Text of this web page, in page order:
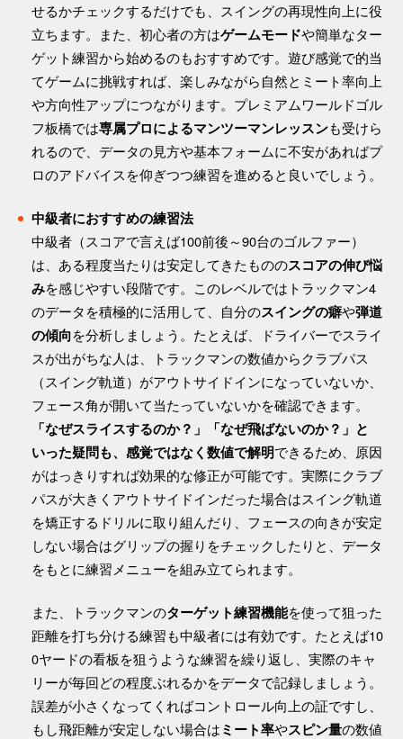
せるかチェックするだけでも、スイングの再現性向上に役
立ちます。また、初心者の方はゲームモードや簡単なター
ゲット練習から始めるのもおすすめです。遊び感覚で的当
てゲームに挑戦すれば、楽しみながら自然とミート率向上
や方向性アップにつながります。プレミアムワールドゴル
フ板橋では専属プロによるマンツーマンレッスンも受けら
れるので、データの見方や基本フォームに不安があればプ
ロのアドバイスを仰ぎつつ練習を進めると良いでしょう。
中級者におすすめの練習法
中級者（スコアで言えば100前後～90台のゴルファー）
は、ある程度当たりは安定してきたもののスコアの伸び悩
みを感じやすい段階です。このレベルではトラックマン4
のデータを積極的に活用して、自分のスイングの癖や弾道
の傾向を分析しましょう。たとえば、ドライバーでスライ
スが出がちな人は、トラックマンの数値からクラブパス
（スイング軌道）がアウトサイドインになっていないか、
フェース角が開いて当たっていないかを確認できます。
「なぜスライスするのか？」「なぜ飛ばないのか？」と
いった疑問も、感覚ではなく数値で解明できるため、原因
がはっきりすれば効果的な修正が可能です。実際にクラブ
パスが大きくアウトサイドインだった場合はスイング軌道
を矯正するドリルに取り組んだり、フェースの向きが安定
しない場合はグリップの握りをチェックしたりと、データ
をもとに練習メニューを組み立てられます。
また、トラックマンのターゲット練習機能を使って狙った
距離を打ち分ける練習も中級者には有効です。たとえば10
0ヤードの看板を狙うような練習を繰り返し、実際のキャ
リーが毎回どの程度ぶれるかをデータで記録しましょう。
誤差が小さくなってくればコントロール向上の証ですし、
もし飛距離が安定しない場合は ミート率やスピン量の数値